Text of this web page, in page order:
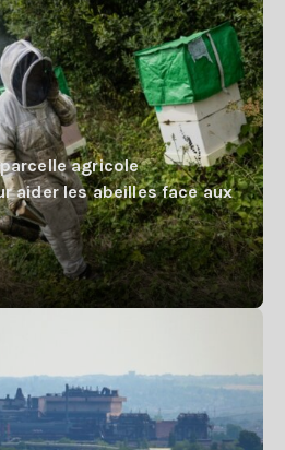
agricole
aider les abeilles face aux